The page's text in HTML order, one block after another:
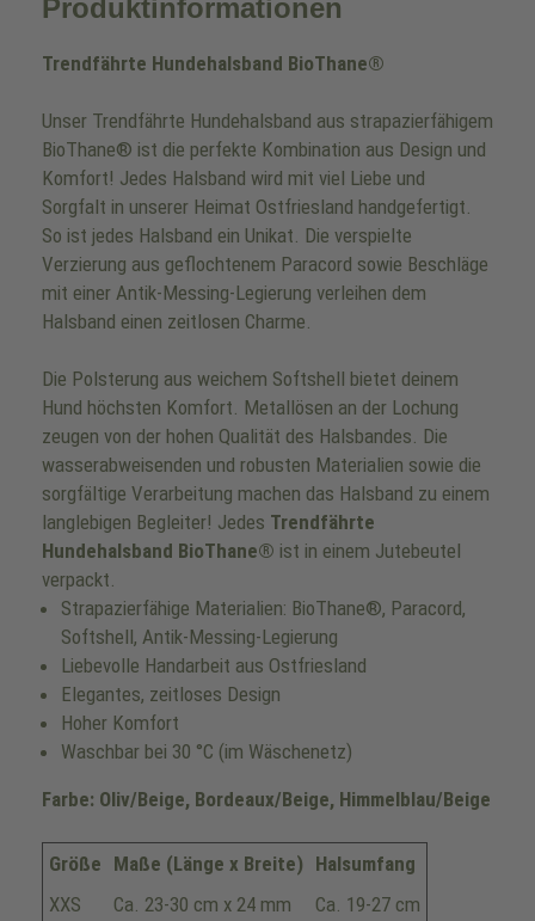
Produktinformationen
Trendfährte Hundehalsband BioThane®
Unser Trendfährte Hundehalsband aus strapazierfähigem
BioThane® ist die perfekte Kombination aus Design und
Komfort! Jedes Halsband wird mit viel Liebe und
Sorgfalt in unserer Heimat Ostfriesland handgefertigt.
So ist jedes Halsband ein Unikat. Die verspielte
Verzierung aus geflochtenem Paracord sowie Beschläge
mit einer Antik-Messing-Legierung verleihen dem
Halsband einen zeitlosen Charme.
Die Polsterung aus weichem Softshell bietet deinem
Hund höchsten Komfort. Metallösen an der Lochung
zeugen von der hohen Qualität des Halsbandes. Die
wasserabweisenden und robusten Materialien sowie die
sorgfältige Verarbeitung machen das Halsband zu einem
langlebigen Begleiter! Jedes Trendfährte
Hundehalsband BioThane® ist in einem Jutebeutel
verpackt.
Strapazierfähige Materialien: BioThane®, Paracord,
Softshell, Antik-Messing-Legierung
Liebevolle Handarbeit aus Ostfriesland
Elegantes, zeitloses Design
Hoher Komfort
Waschbar bei 30 °C (im Wäschenetz)
Farbe: Oliv/Beige, Bordeaux/Beige, Himmelblau/Beige
Größe Maße (Länge x Breite) Halsumfang
XXS
Ca. 23-30 cm x 24 mm
Ca. 19-27 cm